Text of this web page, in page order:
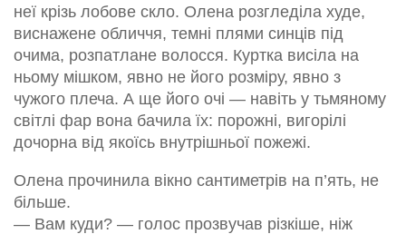
неї крізь лобове скло. Олена розгледіла худе,
виснажене обличчя, темні плями синців під
очима, розпатлане волосся. Куртка висіла на
ньому мішком, явно не його розміру, явно з
чужого плеча. А ще його очі — навіть у тьмяному
світлі фар вона бачила їх: порожні, вигорілі
дочорна від якоїсь внутрішньої пожежі.
Олена прочинила вікно сантиметрів на п’ять, не
більше.
— Вам куди? — голос прозвучав різкіше, ніж